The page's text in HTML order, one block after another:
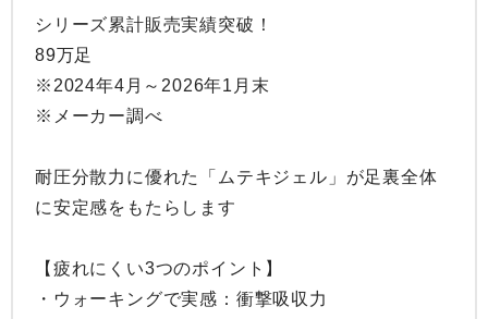
シリーズ累計販売実績突破！
89万足
※2024年4月～2026年1月末
※メーカー調べ
耐圧分散力に優れた「ムテキジェル」が足裏全体
に安定感をもたらします
【疲れにくい3つのポイント】
・ウォーキングで実感：衝撃吸収力